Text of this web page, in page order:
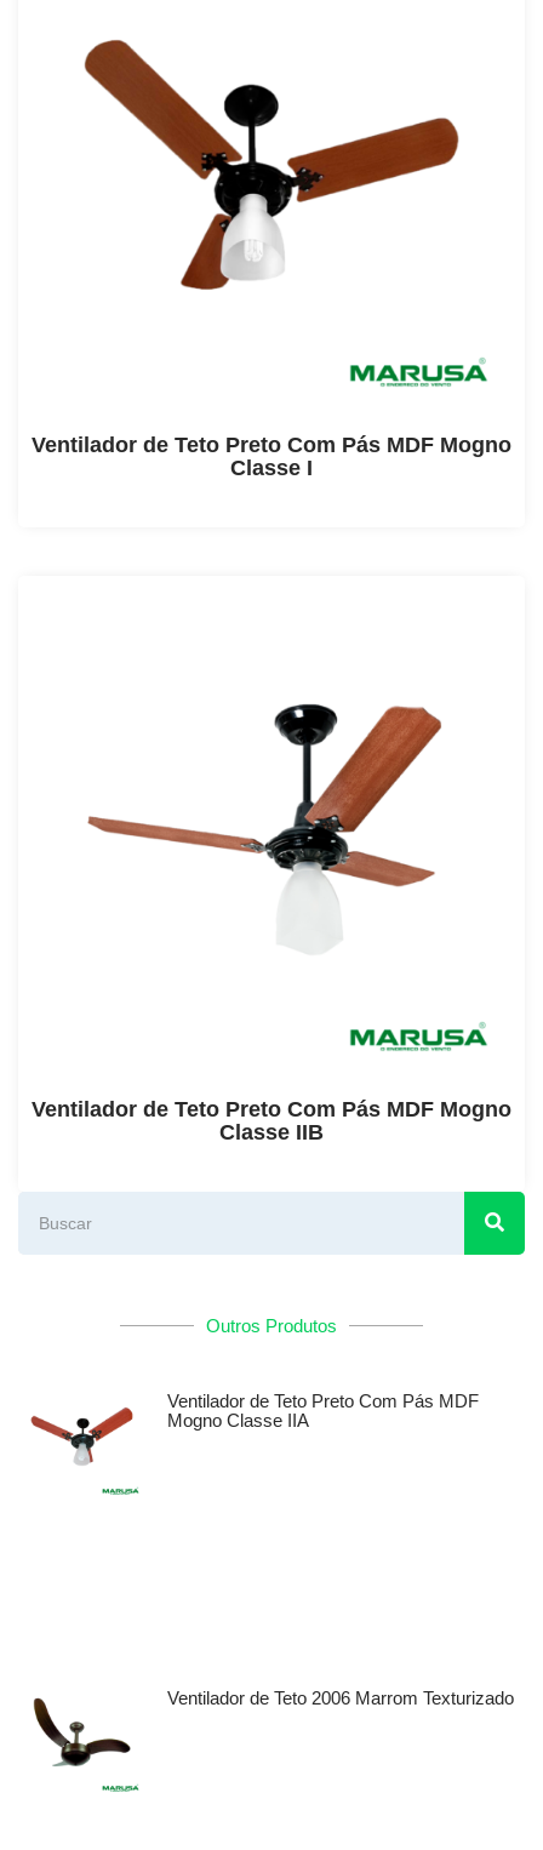
Ventilador de Teto Preto Com Pás MDF Mogno
Classe I
Ventilador de Teto Preto Com Pás MDF Mogno
Classe IIB
Outros Produtos
Ventilador de Teto Preto Com Pás MDF
Mogno Classe IIA
Ventilador de Teto 2006 Marrom Texturizado